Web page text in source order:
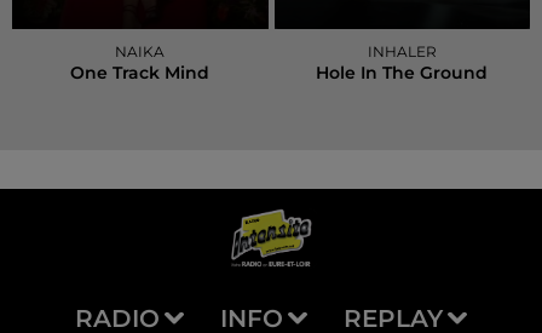
NAIKA
One Track Mind
INHALER
Hole In The Ground
RADIO INFO REPLAY